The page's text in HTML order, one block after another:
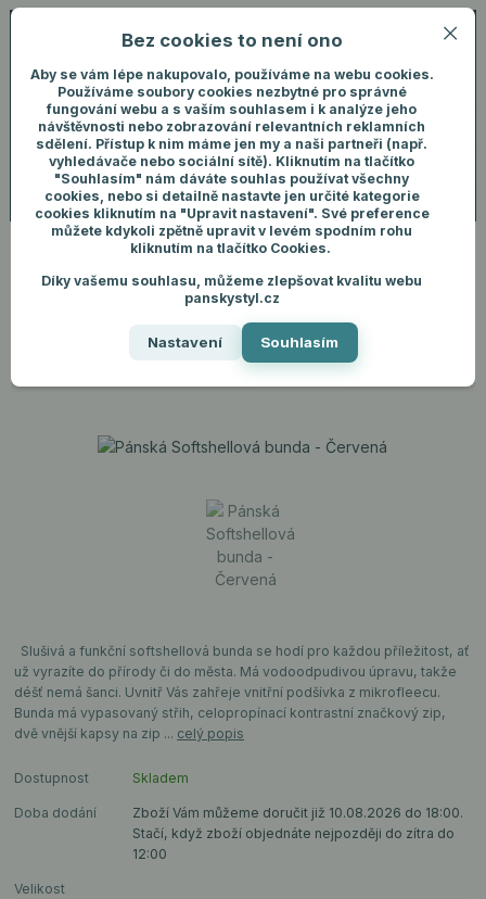
Menu
+420 731 292 460
Přihlášení
Hledat
ks
Úvod Pánské oblečení Bundy Pánská Softshellová bunda - Červená
Pánská Softshellová bunda -
Slušivá a funkční softshellová bunda se hodí pro každou příležitost, ať
už vyrazíte do přírody či do města. Má vodoodpudivou úpravu, takže
déšť nemá šanci. Uvnitř Vás zahřeje vnitřní podšívka z mikrofleecu.
Bunda má vypasovaný střih, celopropínací kontrastní značkový zip,
dvě vnější kapsy na zip ... celý popis
Dostupnost Skladem
Doba dodání
Zboží Vám můžeme doručit již 10.08.2026 do 18:00.
Stačí, když zboží objednáte nejpozději do zítra do
12:00
Velikost
Bez cookies to není ono
Aby se vám lépe nakupovalo, používáme na webu cookies.
Používáme soubory cookies nezbytné pro správné
fungování webu a s vaším souhlasem i k analýze jeho
návštěvnosti nebo zobrazování relevantních reklamních
sdělení. Přístup k nim máme jen my a naši partneři (např.
vyhledávače nebo sociální sítě). Kliknutím na tlačítko
"Souhlasím" nám dáváte souhlas používat všechny
cookies, nebo si detailně nastavte jen určité kategorie
cookies kliknutím na "Upravit nastavení". Své preference
můžete kdykoli zpětně upravit v levém spodním rohu
kliknutím na tlačítko Cookies.
Díky vašemu souhlasu, můžeme zlepšovat kvalitu webu
panskystyl.cz
Nastavení Souhlasím